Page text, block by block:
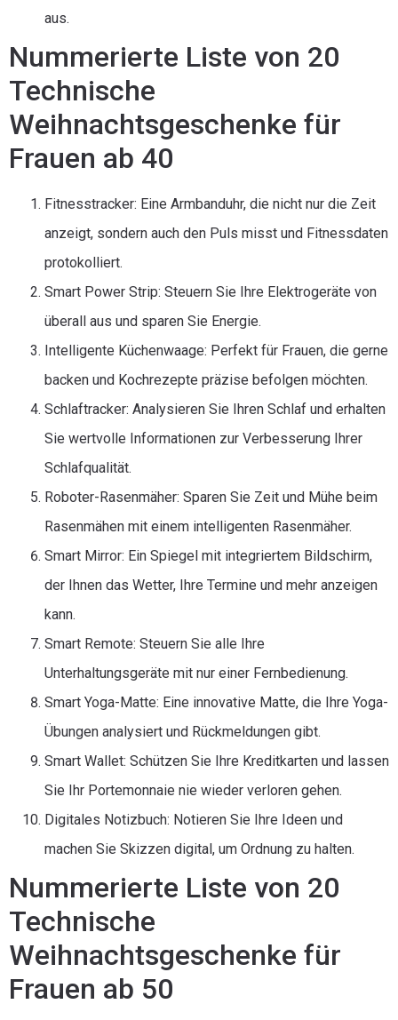
aus.
Nummerierte Liste von 20
Technische
Weihnachtsgeschenke für
Frauen ab 40
Fitnesstracker: Eine Armbanduhr, die nicht nur die Zeit
anzeigt, sondern auch den Puls misst und Fitnessdaten
protokolliert.
Smart Power Strip: Steuern Sie Ihre Elektrogeräte von
überall aus und sparen Sie Energie.
Intelligente Küchenwaage: Perfekt für Frauen, die gerne
backen und Kochrezepte präzise befolgen möchten.
Schlaftracker: Analysieren Sie Ihren Schlaf und erhalten
Sie wertvolle Informationen zur Verbesserung Ihrer
Schlafqualität.
Roboter-Rasenmäher: Sparen Sie Zeit und Mühe beim
Rasenmähen mit einem intelligenten Rasenmäher.
Smart Mirror: Ein Spiegel mit integriertem Bildschirm,
der Ihnen das Wetter, Ihre Termine und mehr anzeigen
kann.
Smart Remote: Steuern Sie alle Ihre
Unterhaltungsgeräte mit nur einer Fernbedienung.
Smart Yoga-Matte: Eine innovative Matte, die Ihre Yoga-
Übungen analysiert und Rückmeldungen gibt.
Smart Wallet: Schützen Sie Ihre Kreditkarten und lassen
Sie Ihr Portemonnaie nie wieder verloren gehen.
Digitales Notizbuch: Notieren Sie Ihre Ideen und
machen Sie Skizzen digital, um Ordnung zu halten.
Nummerierte Liste von 20
Technische
Weihnachtsgeschenke für
Frauen ab 50